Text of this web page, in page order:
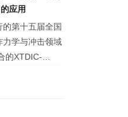
应用
第十五届全国
力学与冲击领域
的XTDIC-
方案，展示在